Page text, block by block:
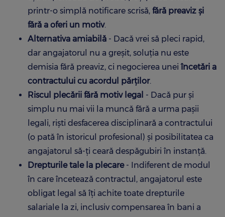
printr-o simplă notificare scrisă, fără preaviz și
fără a oferi un motiv.
Alternativa amiabilă - Dacă vrei să pleci rapid,
dar angajatorul nu a greșit, soluția nu este
demisia fără preaviz, ci negocierea uneiîncetări a
contractului cu acordul părților.
Riscul plecării fără motiv legal - Dacă pur și
simplu nu mai vii la muncă fără a urma pașii
legali, riști desfacerea disciplinară a contractului
(o pată în istoricul profesional) și posibilitatea ca
angajatorul să-ți ceară despăgubiri în instanță.
Drepturile tale la plecare- Indiferent de modul
în care încetează contractul, angajatorul este
obligat legal să îți achite toate drepturile
salariale la zi, inclusiv compensarea în bani a